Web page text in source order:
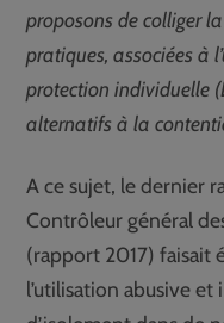
proposons de colliger
pratiques, associées à
protection individuelle
alternatifs à la
A ce sujet, le dernier
Contrôleur général
(rapport 2017) faisait
l’utilisation abusive